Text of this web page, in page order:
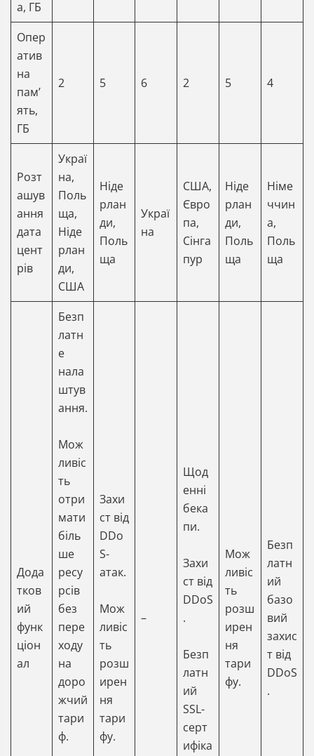
а, ГБ
Опер
атив
на
памʼ
ять,
ГБ
2 5 6 2 5 4
Розт
ашув
ання
дата
цент
рів
Украї
на,
Поль
ща,
Ніде
рлан
ди,
США
Ніде
рлан
ди,
Поль
ща
Украї
на
США,
Євро
па,
Сінга
пур
Ніде
рлан
ди,
Поль
ща
Німе
ччин
а,
Поль
ща
Дода
тков
ий
функ
ціон
ал
Безп
латн
е
нала
штув
ання.
Мож
ливіс
ть
отри
мати
біль
ше
ресу
рсів
без
пере
ходу
на
доро
жчий
тари
ф.
Захи
ст від
DDo
S-
атак.
Мож
ливіс
ть
розш
ирен
ня
тари
фу.
–
Щод
енні
бека
пи.
Захи
ст від
DDoS
.
Безп
латн
ий
SSL-
серт
ифіка
Мож
ливіс
ть
розш
ирен
ня
тари
фу.
Безп
латн
ий
базо
вий
захис
т від
DDoS
.